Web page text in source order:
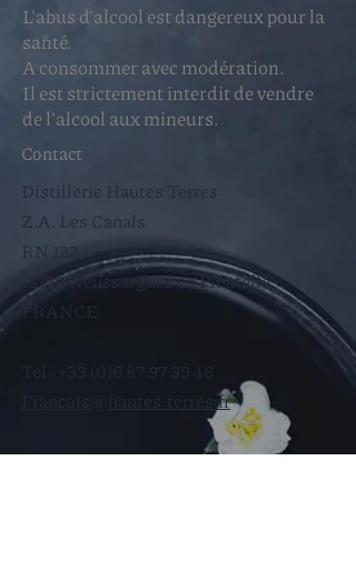
L'abus d'alcool est dangereux pour la
santé.
A consommer avec modération.
Il est strictement interdit de vendre
de l'alcool aux mineurs.
Contact
Distillerie Hautes Terres
Z.A. Les Canals
RN 122
15170 Neussargues en Pinatelle
FRANCE
Tel :
+33 (0)6 87 97 39 46
Francois@hautes-terres.fr